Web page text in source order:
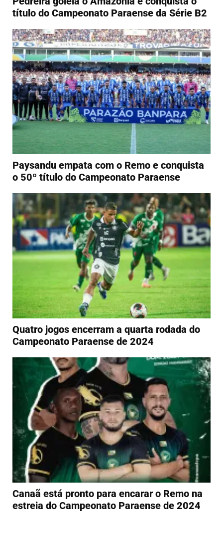
título do Campeonato Paraense da Série B2
Paysandu empata com o Remo e conquista
o 50º título do Campeonato Paraense
Quatro jogos encerram a quarta rodada do
Campeonato Paraense de 2024
Canaã está pronto para encarar o Remo na
estreia do Campeonato Paraense de 2024